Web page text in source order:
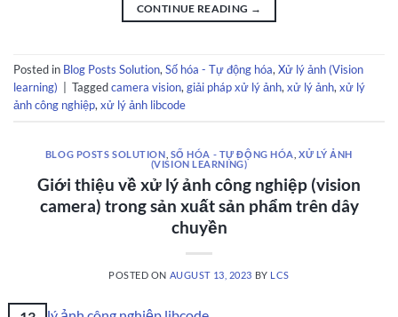
CONTINUE READING →
Posted in Blog Posts Solution,Số hóa - Tự động hóa,Xử lý ảnh (Vision
learning)
Taggedcamera vision,giải pháp xử lý ảnh,xử lý ảnh,xử lý
ảnh công nghiệp,xử lý ảnh libcode
BLOG POSTS SOLUTION SỐ HÓA - TỰ ĐỘNG HÓA ,XỬ LÝ ẢNH
(VISION LEARNING)
Giới thiệu về xử lý ảnh công nghiệp (vision
camera) trong sản xuất sản phẩm trên dây
chuyền
POSTED ON AUGUST 13, 2023 BY LCS